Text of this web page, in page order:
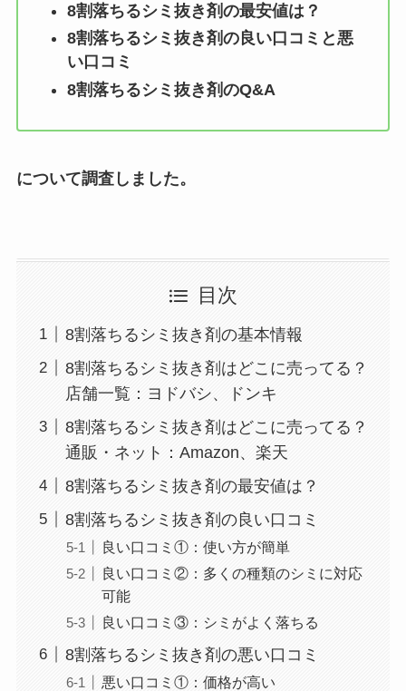
8割落ちるシミ抜き剤の最安値は？
8割落ちるシミ抜き剤の良い口コミと悪
い口コミ
8割落ちるシミ抜き剤のQ&A
について調査しました。
目次
8割落ちるシミ抜き剤の基本情報
8割落ちるシミ抜き剤はどこに売ってる？
店舗一覧：ヨドバシ、ドンキ
8割落ちるシミ抜き剤はどこに売ってる？
通販・ネット：Amazon、楽天
8割落ちるシミ抜き剤の最安値は？
8割落ちるシミ抜き剤の良い口コミ
良い口コミ①：使い方が簡単
良い口コミ②：多くの種類のシミに対応
可能
良い口コミ③：シミがよく落ちる
8割落ちるシミ抜き剤の悪い口コミ
悪い口コミ①：価格が高い